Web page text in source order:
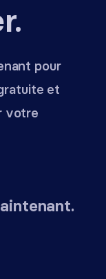
pour
et
votre